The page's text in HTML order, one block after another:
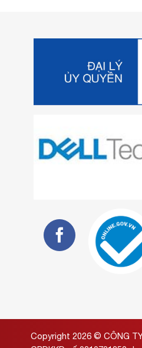
Copyright 2026 © CÔNG